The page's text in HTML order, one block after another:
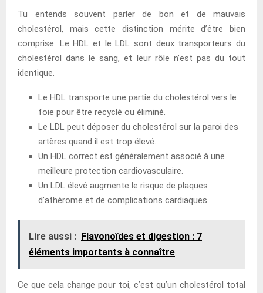
Tu entends souvent parler de bon et de mauvais
cholestérol, mais cette distinction mérite d’être bien
comprise. Le HDL et le LDL sont deux transporteurs du
cholestérol dans le sang, et leur rôle n’est pas du tout
identique.
Le HDL transporte une partie du cholestérol vers le
foie pour être recyclé ou éliminé.
Le LDL peut déposer du cholestérol sur la paroi des
artères quand il est trop élevé.
Un HDL correct est généralement associé à une
meilleure protection cardiovasculaire.
Un LDL élevé augmente le risque de plaques
d’athérome et de complications cardiaques.
Lire aussi : Flavonoïdes et digestion : 7
éléments importants à connaître
Ce que cela change pour toi, c’est qu’un cholestérol total